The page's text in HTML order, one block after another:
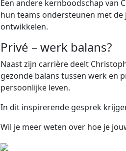
Een andere kernboodschap van
hun teams ondersteunen met
ontwikkelen.
Privé – werk balans?
Naast zijn carrière deelt
gezonde balans tussen werk en
persoonlijke leven.
In dit inspirerende gesprek
Wil je meer weten over hoe je